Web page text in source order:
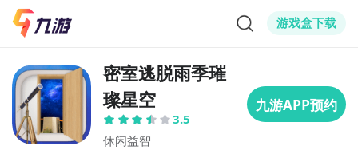
游戏盒下载
密室逃脱雨季璀
璨星空
3.5
休闲益智